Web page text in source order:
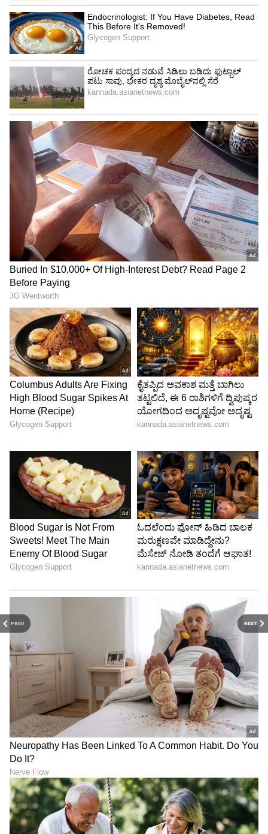
PREV NEXT
ವೃತ್ತಿಬದುಕು ಆರಂಭಿಸಿದ್ದೆ. ಈಗ ಅಲ್ಲೇ ಕೊನೆಗೊಳಿಸಿದ್ದೇನೆ.
ಈಗ ಎಲ್ಲವೂ ಮುಗಿದಿದೆ’ ಎಂದಿದ್ದು, ಈ ಮೂಲಕ ರಾಷ್ಟ್ರೀಯ
ತಂಡದ ಪರ ಇನ್ನು ಮುಂದೆ ಆಡುವುದಿಲ್ಲ
ಎಂದಿದ್ದಾರೆ.2010ರಲ್ಲಿ ಬ್ರೆಜಿಲ್‌ ಪರ ನೇಯ್ಮರ್‌ ಮೊದಲ ಬಾರಿ
ಆಡಿದ್ದರು. ಅವರಿಗೆ ಈಗ 34 ವರ್ಷವಾಗಿದ್ದರೂ, ಗಾಯದ
ಸಮಸ್ಯೆಯಿಂ ಬಳಲುತ್ತಿದ್ದಾರೆ. ಹೀಗಾಗಿ 2023ರ ಬಳಿಕ ಈ
ವಿಶ್ವಕಪ್‌ನ 3ನೇ ಪಂದ್ಯದವರೆಗೂ ಅವರು ಬ್ರೆಜಿಲ್‌ ಪರ
ಆಡುವ ಅವಕಾಶ ಕಳೆದುಕೊಂಡಿದ್ದರು. ಈ ಬಾರಿ ವಿಶ್ವಕಪ್‌ನಲ್ಲಿ
ಅವರು ಏಕೈಕ ಗೋಲು ದಾಖಲಿಸಿದ್ದಾರೆ.